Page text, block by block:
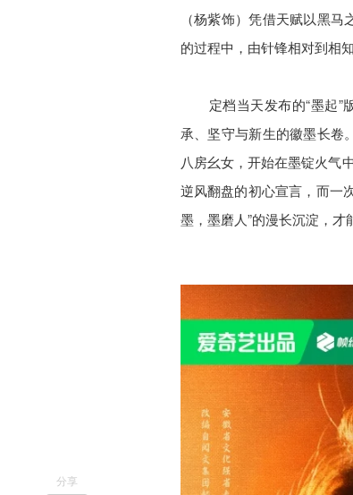
（杨紫饰）凭借天赋以黑
的过程中，由针锋相对到相
定档当天发布的“墨起”
承、坚守与新生的徽墨长卷
八房幺女，开始在墨锭火气
逆风翻盘的初心宣言，而一
墨，墨磨人”的漫长沉淀，才
分享